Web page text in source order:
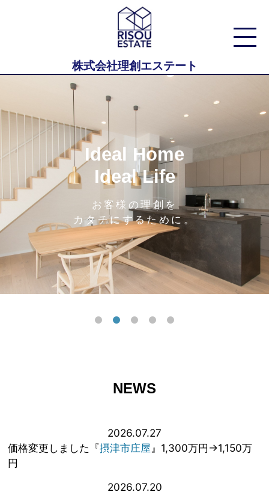
株式会社理創エステート
Ideal Home
Ideal Life
お客様の理創を
カタチにするために。
NEWS
2026.07.27
価格変更しました『摂津市庄屋』1,300万円→1,150万
円
2026.07.20